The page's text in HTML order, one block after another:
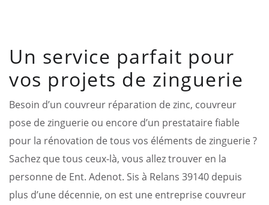
Un service parfait pour
vos projets de zinguerie
Besoin d’un couvreur réparation de zinc, couvreur
pose de zinguerie ou encore d’un prestataire fiable
pour la rénovation de tous vos éléments de zinguerie ?
Sachez que tous ceux-là, vous allez trouver en la
personne de Ent. Adenot. Sis à Relans 39140 depuis
plus d’une décennie, on est une entreprise couvreur